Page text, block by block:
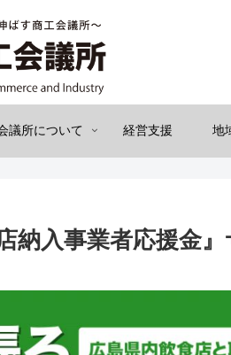
議所について 経営支援 地
納入事業者応援金